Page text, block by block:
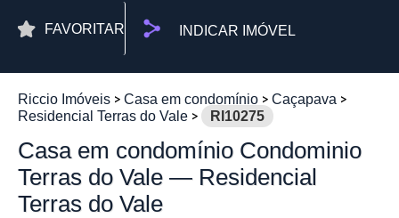
FAVORITAR INDICAR IMÓVEL
Riccio Imóveis Casa em condomínio
Caçapava
Residencial Terras do Vale
RI10275
Casa em condomínio Condominio
Terras do Vale — Residencial
Terras do Vale